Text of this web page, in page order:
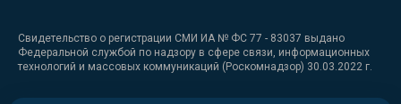
Свидетельство о регистрации СМИ ИА № ФС 77 - 83037 выдано
Федеральной службой по надзору в сфере связи, информационных
технологий и массовых коммуникаций (Роскомнадзор) 30.03.2022 г.